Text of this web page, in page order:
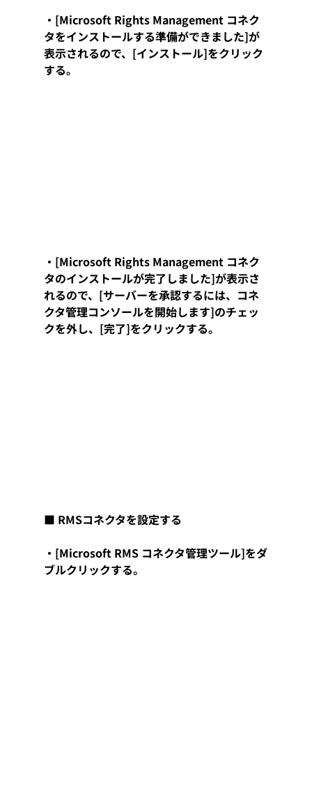
・[Microsoft Rights Management コネク
タをインストールする準備ができました]が
表示されるので、[インストール]をクリック
する。
・[Microsoft Rights Management コネク
タのインストールが完了しました]が表示さ
れるので、[サーバーを承認するには、コネ
クタ管理コンソールを開始します]のチェッ
クを外し、[完了]をクリックする。
■ RMSコネクタを設定する
・[Microsoft RMS コネクタ管理ツール]をダ
ブルクリックする。